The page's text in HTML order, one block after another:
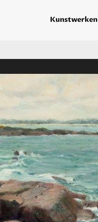
Kunstwerken